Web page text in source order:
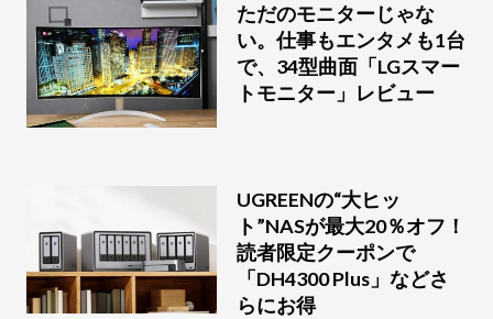
ただのモニターじゃな
い。仕事もエンタメも1台
で、34型曲面「LGスマー
トモニター」レビュー
UGREENの“大ヒッ
ト”NASが最大20％オフ！
読者限定クーポンで
「DH4300 Plus」などさ
らにお得